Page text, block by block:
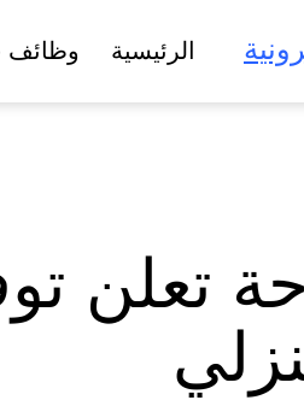
الرئيسية وظائف
تعلن